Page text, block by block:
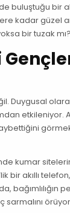
buluştuğu bir
kadar güzel
bir tuzak
Duygusal
etkileniyor.
kumar
bir akıllı
sarmalını